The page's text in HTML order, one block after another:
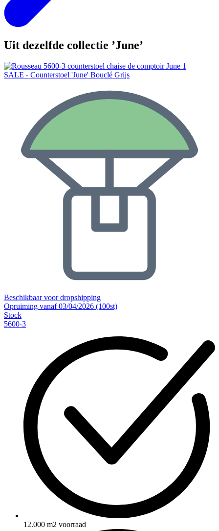
Uit dezelfde collectie ’June’
SALE - Counterstoel 'June' Bouclé Grijs
Beschikbaar voor dropshipping
Opruiming vanaf 03/04/2026 (100st)
Stock
5600-3
12.000 m2 voorraad